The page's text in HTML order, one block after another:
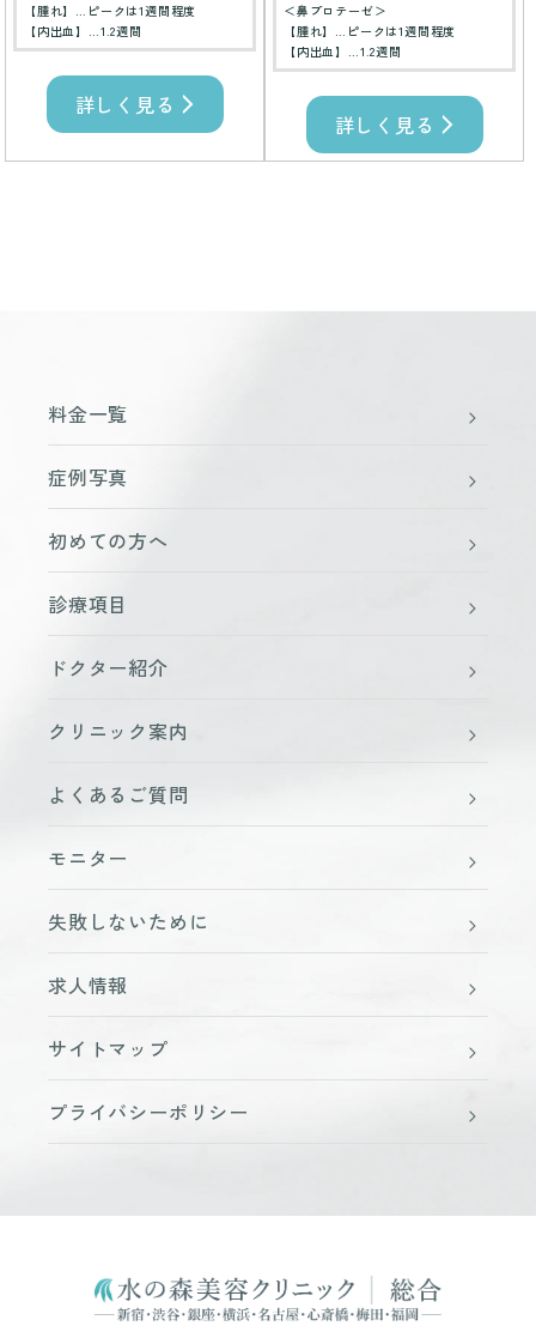
【腫れ】…ピークは1週間程度
【内出血】…1.2週間
詳しく見る
＜鼻プロテーゼ＞
【腫れ】…ピークは1週間程度
【内出血】…1.2週間
詳しく見る
料金一覧
症例写真
初めての方へ
診療項目
ドクター紹介
クリニック案内
よくあるご質問
モニター
失敗しないために
求人情報
サイトマップ
プライバシーポリシー